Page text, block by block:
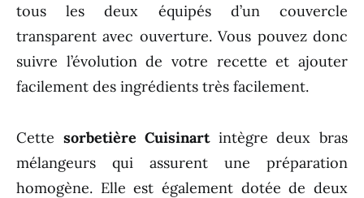
tous les deux équipés d’un couvercle
transparent avec ouverture. Vous pouvez donc
suivre l’évolution de votre recette et ajouter
facilement des ingrédients très facilement.
Cette sorbetière Cuisinartintègre deux bras
mélangeurs qui assurent une préparation
homogène. Elle est également dotée de deux